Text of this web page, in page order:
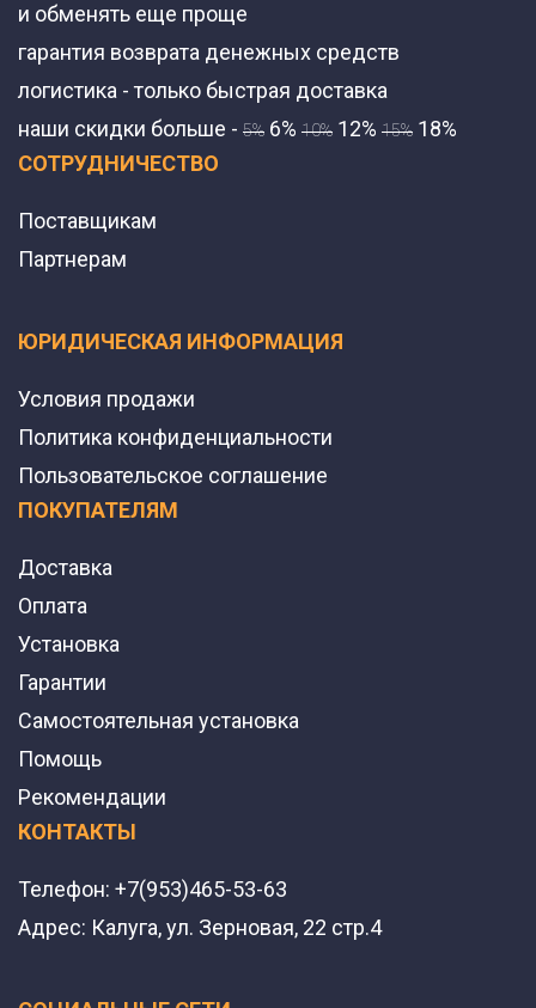
и обменять еще проще
гарантия возврата денежных средств
логистика - только быстрая доставка
наши скидки больше - 5% 6% 10% 12% 15% 18%
СОТРУДНИЧЕСТВО
Поставщикам
Партнерам
ЮРИДИЧЕСКАЯ ИНФОРМАЦИЯ
Условия продажи
Политика конфиденциальности
Пользовательское соглашение
ПОКУПАТЕЛЯМ
Доставка
Оплата
Установка
Гарантии
Самостоятельная установка
Помощь
Рекомендации
КОНТАКТЫ
Телефон: +7(953)465-53-63
Адрес: Калуга, ул. Зерновая, 22 стр.4